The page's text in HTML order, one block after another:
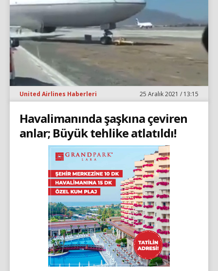
United Airlines Haberleri 25 Aralık 2021 / 13:15
Havalimanında şaşkına çeviren
anlar; Büyük tehlike atlatıldı!